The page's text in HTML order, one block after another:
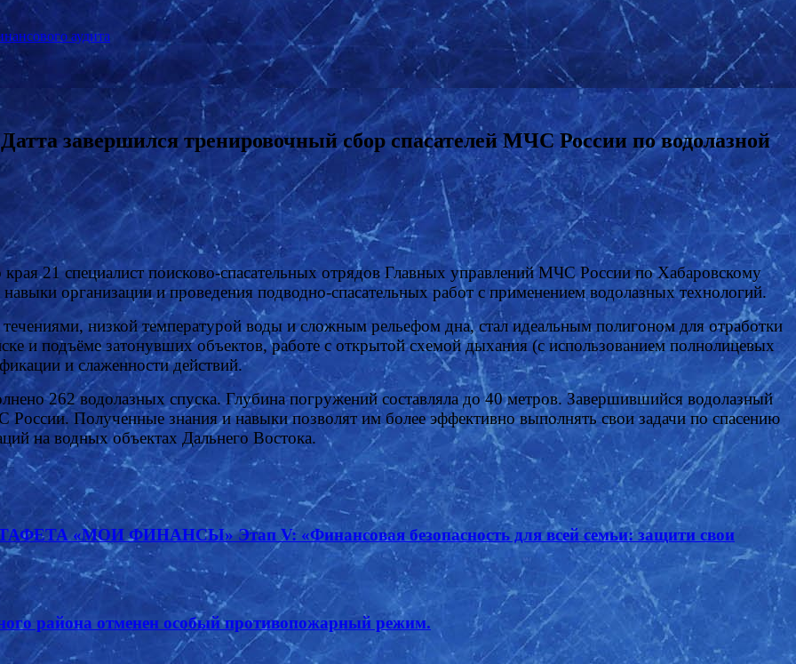
аудита
завершился тренировочный сбор спасателей МЧС России по водолазной
21 специалист поисково-спасательных отрядов Главных управлений МЧС России по Хабаровскому
организации и проведения подводно-спасательных работ с применением водолазных технологий.
низкой температурой воды и сложным рельефом дна, стал идеальным полигоном для отработки
и подъёме затонувших объектов, работе с открытой схемой дыхания (с использованием полнолицевых
и слаженности действий.
262 водолазных спуска. Глубина погружений составляла до 40 метров. Завершившийся водолазный
Полученные знания и навыки позволят им более эффективно выполнять свои задачи по спасению
на водных объектах Дальнего Востока.
«МОИ ФИНАНСЫ» Этап V: «Финансовая безопасность для всей семьи: защити свои
района отменен особый противопожарный режим.